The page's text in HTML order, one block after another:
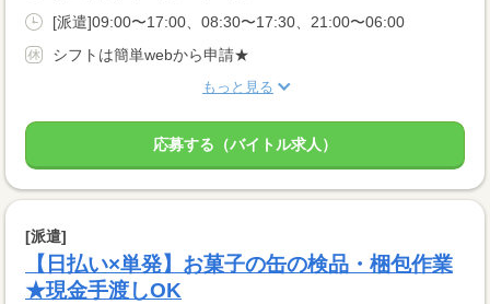
[派遣]09:00〜17:00、08:30〜17:30、21:00〜06:00
シフトは簡単webから申請★
もっと見る
応募する（バイトル求人）
[派遣]
【日払い×単発】お菓子の缶の検品・梱包作業
★現金手渡しOK